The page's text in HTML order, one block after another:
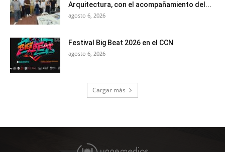
Arquitectura, con el acompañamiento del...
agosto 6, 2026
Festival Big Beat 2026 en el CCN
agosto 6, 2026
Cargar más